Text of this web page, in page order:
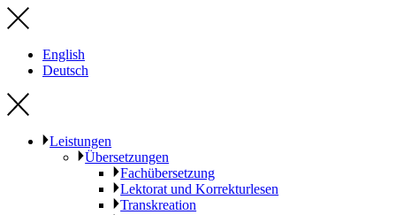
English
Deutsch
Leistungen
Übersetzungen
Fachübersetzung
Lektorat und Korrekturlesen
Transkreation